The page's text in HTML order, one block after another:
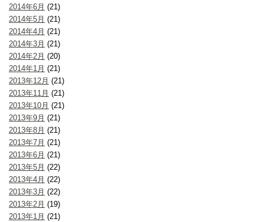
2014年6月 (21)
2014年5月 (21)
2014年4月 (21)
2014年3月 (21)
2014年2月 (20)
2014年1月 (21)
2013年12月 (21)
2013年11月 (21)
2013年10月 (21)
2013年9月 (21)
2013年8月 (21)
2013年7月 (21)
2013年6月 (21)
2013年5月 (22)
2013年4月 (22)
2013年3月 (22)
2013年2月 (19)
2013年1月 (21)